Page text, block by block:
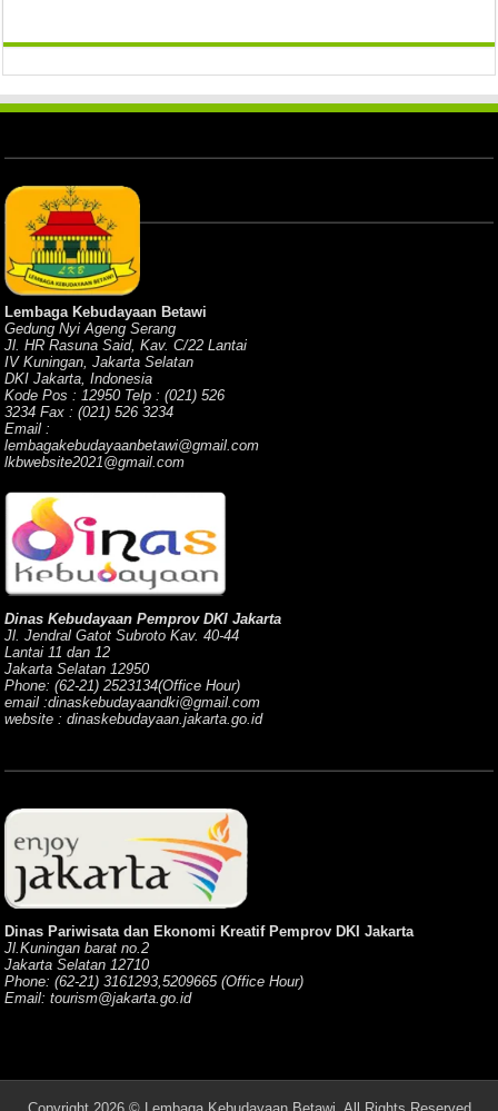
Lembaga Kebudayaan Betawi
Gedung Nyi Ageng Serang
Jl. HR Rasuna Said, Kav. C/22 Lantai
IV Kuningan, Jakarta Selatan
DKI Jakarta, Indonesia
Kode Pos : 12950 Telp : (021) 526
3234 Fax : (021) 526 3234
Email :
lembagakebudayaanbetawi@gmail.com
lkbwebsite2021@gmail.com
Dinas Kebudayaan Pemprov DKI Jakarta
Jl. Jendral Gatot Subroto Kav. 40-44
Lantai 11 dan 12
Jakarta Selatan 12950
Phone: (62-21) 2523134(Office Hour)
email :dinaskebudayaandki@gmail.com
website : dinaskebudayaan.jakarta.go.id
Dinas Pariwisata dan Ekonomi Kreatif Pemprov DKI Jakarta
Jl.Kuningan barat no.2
Jakarta Selatan 12710
Phone: (62-21) 3161293,5209665 (Office Hour)
Email: tourism@jakarta.go.id